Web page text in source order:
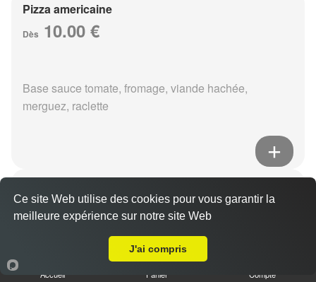
Pizza americaine
Dès 10.00 €
Base sauce tomate, fromage, viande hachée,
merguez, raclette
Dès10.00 €
Base sauce tomate, fromage, viande hachée, boursin,
Accueil Panier Compte
Ce site Web utilise des cookies pour vous garantir la
meilleure expérience sur notre site Web
J'ai compris